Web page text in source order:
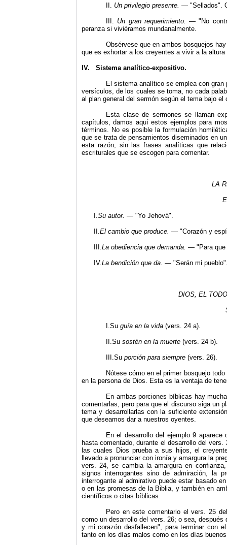
II. Un privilegio presente. — "Sellados".
III. Un gran requerimiento.— "No
peranza si viviéramos mundanalmente.
Obsérvese que en ambos bosquejos
que es exhortar a los creyentes a vivir a la
IV. Sistema analítico-expositivo.
El sistema analítico se emplea con
versículos, de los cuales se toma, no cada
al plan general del sermón según el tema bajo el
Esta clase de sermones se llaman
capítulos, damos aquí estos ejemplos para
términos. No es posible la formulación
que se trata de pensamientos disemi­nados en
esta razón, sin las frases analíticas que
escriturales que se escogen para comentar.
LA
I.Su autor. — "Yo Jehová".
II.El cambio que produce. — "Corazón y
III.La obediencia que demanda. — " Para
IV.La bendición que da. — "Serán mi
DIOS, EL
I.Su guía en la vida (vers. 24 a).
II.Su sostén en la muerte (vers. 24 b).
III.Su porción para siempre (vers. 26).
Nótese cómo en el primer bosquejo
en la persona de Dios. Esta es la ventaja de
En ambas porciones bíblicas hay
comentarlas, pero para que el discurso siga un
tema y desarrollarlas con la suficiente
que deseamos dar a nuestros oyentes.
En el desarrollo del ejemplo 9
hasta comentado, durante el desarrollo del
las cuales Dios prueba a sus hijos, el
llevado a pronunciar con ironía y amargura la
vers. 24, se cambia la amargura en
signos interro­gantes sino de admiración, la
interrogante al admirativo puede estar basado
o en las promesas de la Biblia, y también en
científicos o citas bíblicas.
Pero en este comentario el vers. 25
como un desarrollo del vers. 26; o sea,
y mi corazón desfallecen", para terminar con
tanto en los días malos como en los días